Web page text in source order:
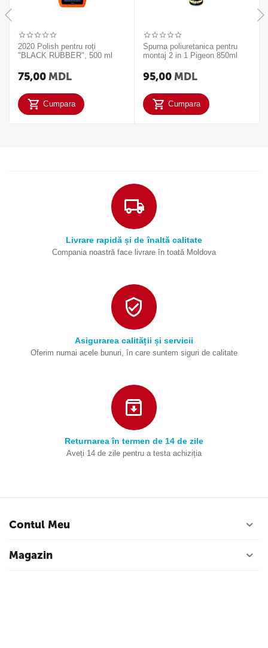
2020 Polish pentru roți
"BLACK RUBBER", 500 ml
75,00 MDL
Cumpara
Spuma poliuretanica pentru
montaj 2 in 1 Pigeon 850ml
95,00 MDL
Cumpara
Livrare rapidă și de înaltă calitate
Compania noastră face livrare în toată Moldova
Asigurarea calității și servicii
Oferim numai acele bunuri, în care suntem siguri de calitate
Returnarea în termen de 14 de zile
Aveți 14 de zile pentru a testa achiziția
Contul Meu
Magazin